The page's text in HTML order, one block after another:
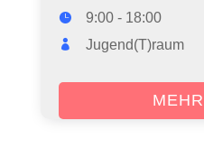
9:00 - 18:00
Jugend(T)raum